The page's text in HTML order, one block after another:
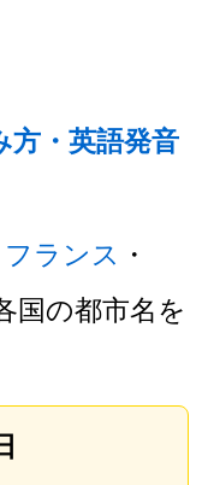
方・英語発音
フランス ・
国の都市名を